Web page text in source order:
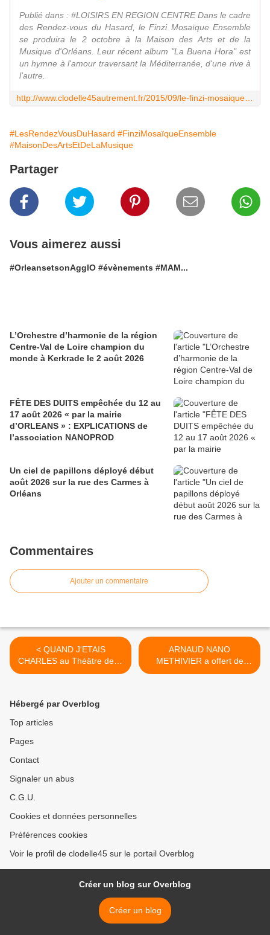
Publié dans : #LOISIRS EN REGION CENTRE Dans le cadre
des Rendez-vous du Hasard, le Finzi Mosaïque Ensemble
se produira le 2 octobre à la Maison des Arts et de la
Musique d'Orléans. Leur récent album "La Buena Hora" est
un hymne à l'amour traversant la Méditerranée, d'une rive à
l'autre.
#LesRendezVousDuHasard #FinziMosaïqueEnsemble
#MaisonDesArtsEtDeLaMusique
Partager
Vous aimerez aussi
#OrleansetsonAgglO #évènements #MAM...
L’Orchestre d’harmonie de la région
Centre-Val de Loire champion du
monde à Kerkrade le 2 août 2026
FÊTE DES DUITS empêchée du 12 au
17 août 2026 « par la mairie
d’ORLEANS » : EXPLICATIONS de
l’association NANOPROD
Un ciel de papillons déployé début
août 2026 sur la rue des Carmes à
Orléans
Commentaires
Ajouter un commentaire
< QUAND J'ETAIS
CHARLES au Théâtre de la
Tête Noire de Saran le 2
ARNAUD NANO
METHIVIER a offert de
belles émotions sur le
Hébergé par Overblog
Top articles
Pages
Contact
Signaler un abus
C.G.U.
Cookies et données personnelles
Préférences cookies
Voir le profil de clodelle45 sur le portail Overblog
Créer un blog sur Overblog
Créer un blog